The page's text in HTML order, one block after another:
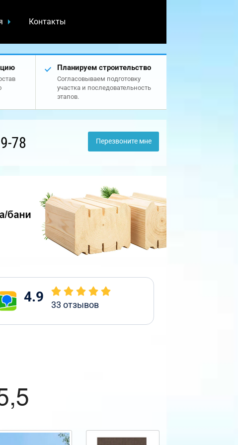
Контакты
Планируем строительство
Согласовываем подготовку
участка и последовательность
этапов.
78 Перезвоните мне
4.9 33 отзывов